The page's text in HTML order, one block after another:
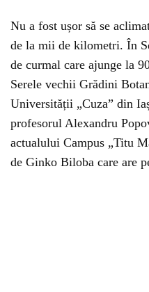
Nu a fost ușor să se
de la mii de kilometri. În
de curmal care ajunge la
Serele vechii Grădini
Universității „Cuza” din
profesorul Alexandru
actualului Campus „Titu
de Ginko Biloba care are